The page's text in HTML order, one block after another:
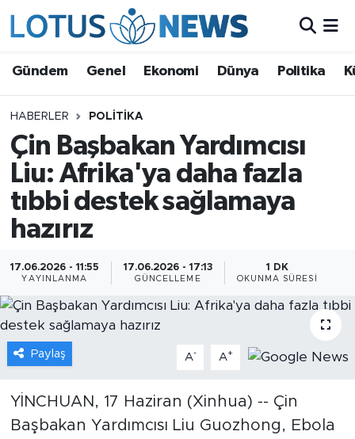
Gündem Genel Ekonomi Dünya Politika
HABERLER POLITIKA
Çin Başbakan Yardımcısı
Liu: Afrika'ya daha fazla
tıbbi destek sağlamaya
hazırız
17.06.2026 - 11:55
YAYINLANMA
17.06.2026 - 17:13
GÜNCELLEME
1 DK
OKUNMA SÜRESI
Paylaş A- A+
YİNCHUAN, 17 Haziran (Xinhua) -- Çin
Başbakan Yardımcısı Liu Guozhong, Ebola
Ekonomi
Dünya
Politika
Kültür - Sanat ve Tarih
Yaşam
Bilim ve Teknoloji
Çin Fuarları
Video